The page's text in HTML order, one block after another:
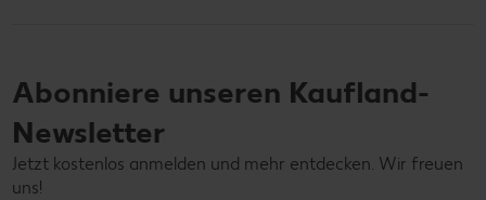
Abonniere unseren Kaufland-
Newsletter
Jetzt kostenlos anmelden und mehr entdecken. Wir freuen
uns!